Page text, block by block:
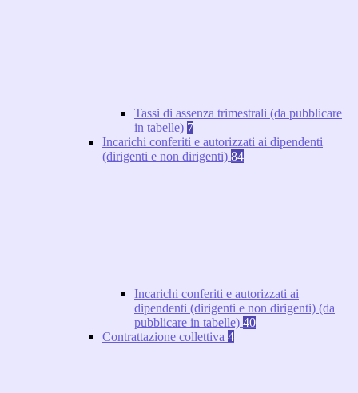
Tassi di assenza trimestrali (da pubblicare
in tabelle) 7
Incarichi conferiti e autorizzati ai dipendenti
(dirigenti e non dirigenti) 84
Incarichi conferiti e autorizzati ai
dipendenti (dirigenti e non dirigenti) (da
pubblicare in tabelle) 40
Contrattazione collettiva 4